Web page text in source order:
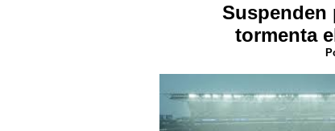
Suspenden
tormenta